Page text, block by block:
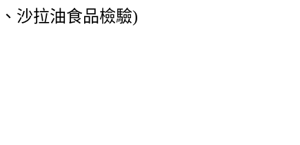
沙拉油食品檢驗)